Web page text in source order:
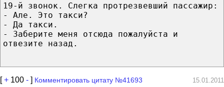
19-й звонок. Слегка протрезвевший пассажир:
- Але. Это такси?
- Да такси.
- Заберите меня отсюда пожалуйста и
отвезите назад.
[+ 100 - ] Комментировать цитату №41693 15.01.2011